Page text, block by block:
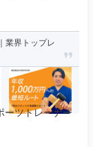
業界トップレ
ツトレーナー